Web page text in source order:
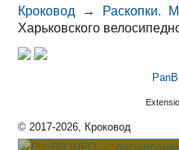
Кроковод → Раскопки.
Харьковского
© 2017-2026, Кроковод